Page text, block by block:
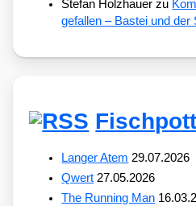
Stefan Holzhauer zu
gefallen – Bastei und der
Fischpott
Langer Atem 29.07.2026
Qwert 27.05.2026
The Running Man